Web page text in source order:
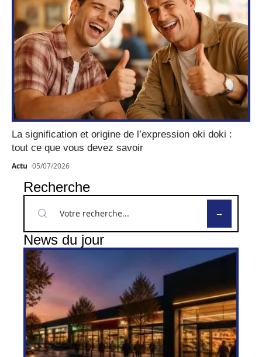
La signification et origine de l’expression oki doki :
tout ce que vous devez savoir
Actu 05/07/2026
Recherche
News du jour